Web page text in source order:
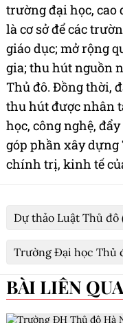
trường đại học, cao
là cơ sở để các
giáo dục; mở rộng
gia; thu hút nguồn
Thủ đô. Đồng thời,
thu hút được nhân
học, công nghệ,
góp phần xây
chính trị, kinh tế
Dự thảo Luật Thủ đô
Trường Đại học Thủ
BÀI LIÊN